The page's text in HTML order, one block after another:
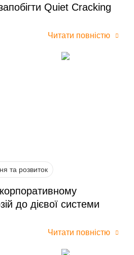
Quiet Cracking
Читати повністю
та розвиток
до дієвої системи
Читати повністю